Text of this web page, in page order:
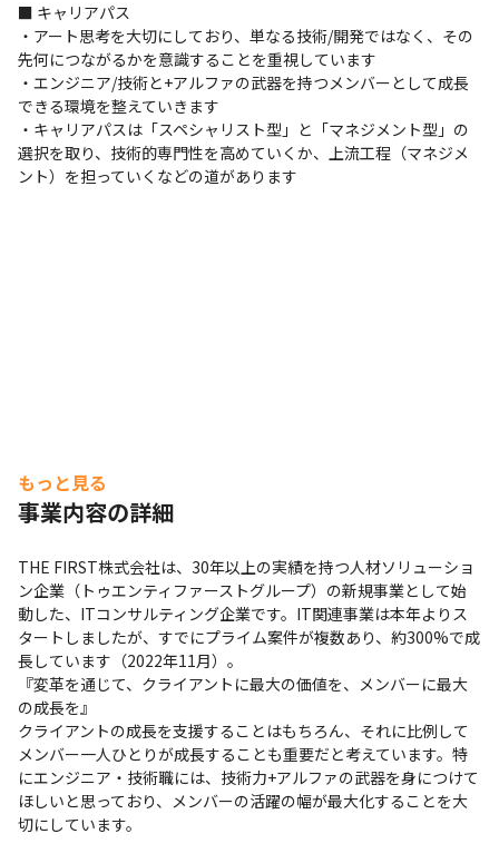
■ キャリアパス
・アート思考を大切にしており、単なる技術/開発ではなく、その
先何につながるかを意識することを重視しています
・エンジニア/技術と+アルファの武器を持つメンバーとして成長
できる環境を整えていきます
・キャリアパスは「スペシャリスト型」と「マネジメント型」の
選択を取り、技術的専門性を高めていくか、上流工程（マネジメ
ント）を担っていくなどの道があります
もっと見る
事業内容の詳細
THE FIRST株式会社は、30年以上の実績を持つ人材ソリューショ
ン企業（トゥエンティファーストグループ）の新規事業として始
動した、ITコンサルティング企業です。IT関連事業は本年よりス
タートしましたが、すでにプライム案件が複数あり、約300%で成
長しています（2022年11月）。
『変革を通じて、クライアントに最大の価値を、メンバーに最大
の成長を』
クライアントの成長を支援することはもちろん、それに比例して
メンバー一人ひとりが成長することも重要だと考えています。特
にエンジニア・技術職には、技術力+アルファの武器を身につけて
ほしいと思っており、メンバーの活躍の幅が最大化することを大
切にしています。